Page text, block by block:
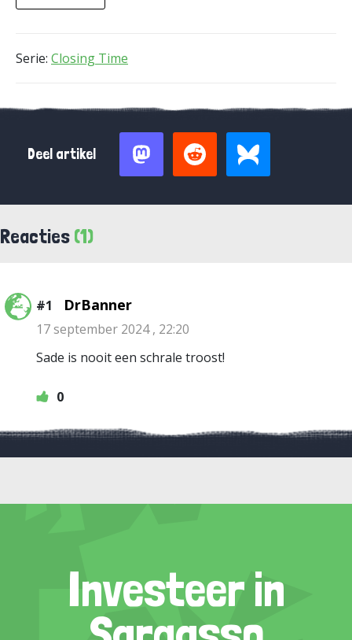
Serie: Closing Time
Deel artikel
Reacties (1)
#1 DrBanner
17 september 2024 , 22:20
Sade is nooit een schrale troost!
0
Investeer in